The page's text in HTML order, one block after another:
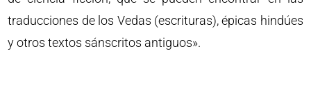
traducciones de los Vedas (escrituras), épicas hindúes
y otros textos sánscritos antiguos».